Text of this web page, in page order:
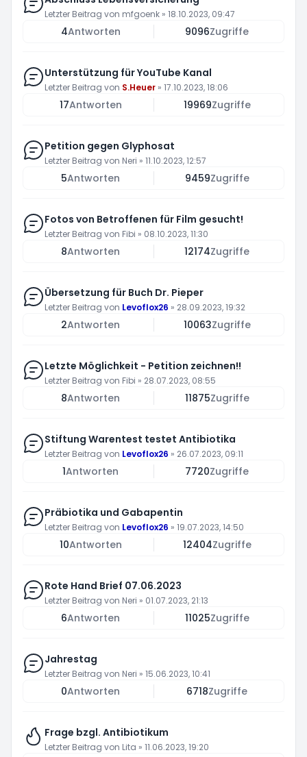
Letzter Beitrag von mfgoenk » 18.10.2023, 09:47
4Antworten 9096Zugriffe
Unterstützung für YouTube Kanal
Letzter Beitrag von S.Heuer » 17.10.2023, 18:06
17Antworten 19969Zugriffe
Petition gegen Glyphosat
Letzter Beitrag von Neri » 11.10.2023, 12:57
5Antworten 9459Zugriffe
Fotos von Betroffenen für Film gesucht!
Letzter Beitrag von Fibi » 08.10.2023, 11:30
8Antworten 12174Zugriffe
Übersetzung für Buch Dr. Pieper
Letzter Beitrag von Levoflox26 » 28.09.2023, 19:32
2Antworten 10063Zugriffe
Letzte Möglichkeit - Petition zeichnen!!
Letzter Beitrag von Fibi » 28.07.2023, 08:55
8Antworten 11875Zugriffe
Stiftung Warentest testet Antibiotika
Letzter Beitrag von Levoflox26 » 26.07.2023, 09:11
1Antworten 7720Zugriffe
Präbiotika und Gabapentin
Letzter Beitrag von Levoflox26 » 19.07.2023, 14:50
10Antworten 12404Zugriffe
Rote Hand Brief 07.06.2023
Letzter Beitrag von Neri » 01.07.2023, 21:13
6Antworten 11025Zugriffe
Jahrestag
Letzter Beitrag von Neri » 15.06.2023, 10:41
0Antworten 6718Zugriffe
Frage bzgl. Antibiotikum
Letzter Beitrag von Lita » 11.06.2023, 19:20